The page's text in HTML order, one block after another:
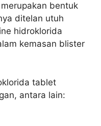
bentuk
ditelan utuh
hidroklorida
kemasan blister
tablet
antara lain: